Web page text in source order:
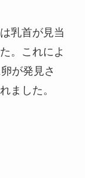
乳首が見当
。これによ
が発見さ
ました。